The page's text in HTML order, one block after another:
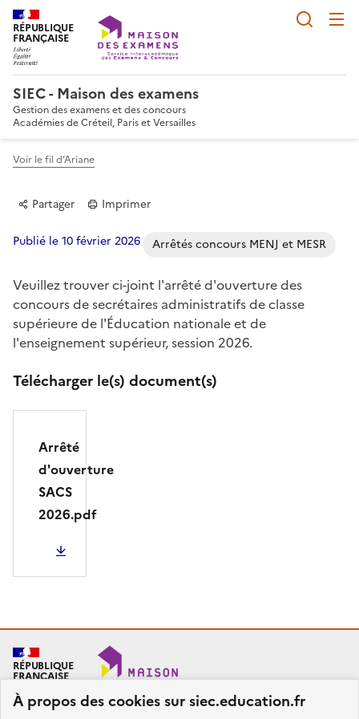
À propos des cookies sur siec.education.fr
RÉPUBLIQUE
FRANÇAISE
SIEC - Maison des examens
Gestion des examens et des concours
Académies de Créteil, Paris et Versailles
Voir le fil d’Ariane
Partager Imprimer
Partager sur Facebook
Partager sur Twitter
Partager sur LinkedIn
Partager par email
Copier dans le
Publié le 10 février 2026 Arrêtés concours MENJ et MESR
Veuillez trouver ci-joint l'arrêté d'ouverture des
concours de secrétaires administratifs de classe
supérieure de l'Éducation nationale et de
l'enseignement supérieur, session 2026.
Télécharger le(s) document(s)
Arrêté
d'ouverture
SACS
2026.pdf
PDF - 164.27 Ko
RÉPUBLIQUE
FRANÇAISE